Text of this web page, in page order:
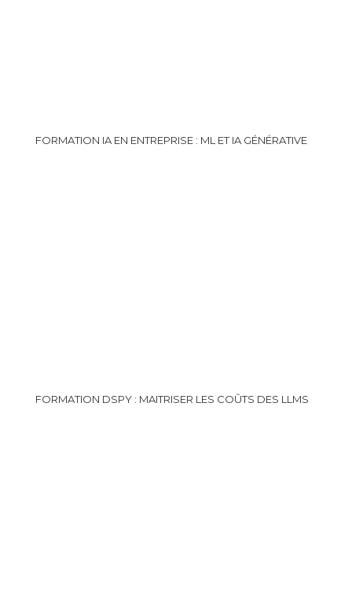
FORMATION IA EN ENTREPRISE : ML ET IA GÉNÉRATIVE
FORMATION DSPY : MAITRISER LES COÛTS DES LLMS